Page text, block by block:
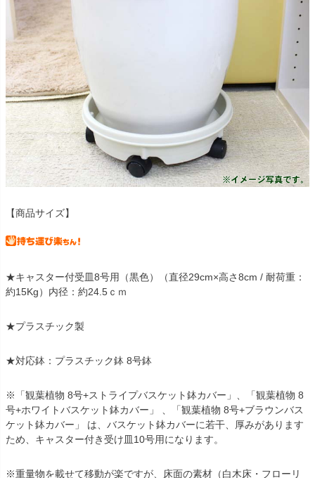
【商品サイズ】
★キャスター付受皿8号用（黒色）（直径29cm×高さ8cm / 耐荷重：
約15Kg）内径：約24.5ｃｍ
★プラスチック製
★対応鉢：プラスチック鉢 8号鉢
※「観葉植物 8号+ストライプバスケット鉢カバー」、「観葉植物 8
号+ホワイトバスケット鉢カバー」 、「観葉植物 8号+ブラウンバス
ケット鉢カバー」 は、バスケット鉢カバーに若干、厚みがあります
ため、キャスター付き受け皿10号用になります。
※重量物を載せて移動が楽ですが、床面の素材（白木床・フローリ